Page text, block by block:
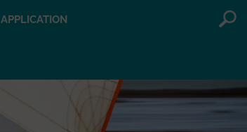
APPLICATION